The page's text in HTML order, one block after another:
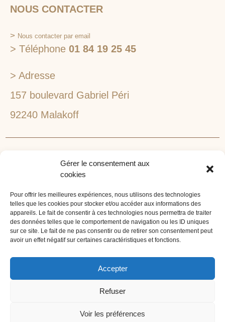
Gérer le consentement aux
cookies
Pour offrir les meilleures expériences, nous utilisons des technologies
telles que les cookies pour stocker et/ou accéder aux informations des
appareils. Le fait de consentir à ces technologies nous permettra de traiter
des données telles que le comportement de navigation ou les ID uniques
sur ce site. Le fait de ne pas consentir ou de retirer son consentement peut
avoir un effet négatif sur certaines caractéristiques et fonctions.
Accepter
Refuser
Voir les préférences
NOUS CONTACTER
> Nous contacter par email
> Téléphone 01 84 19 25 45
> Adresse
157 boulevard Gabriel Péri
92240 Malakoff
1lieu1salle est spécialisé dans la recherche de lieux
événements d'entreprise. 1lieu1salle recherche
gratuitement pour vous, votre lieu de séminaire idéal :
château, domaine, hôtel, lieu atypique et dans
l'environnement que vous souhaitez, en ville, au vert, au
bord d'un lac ou de la mer.
ORGANISATION DE SÉMINAIRE CLÉ EN MAIN
1lieu1salle agence événementielle est spécialisée dans
l'organisation de séminaires sur mesure. Tous types
congrès, conférence, réunion, journée d'étude, soirée de